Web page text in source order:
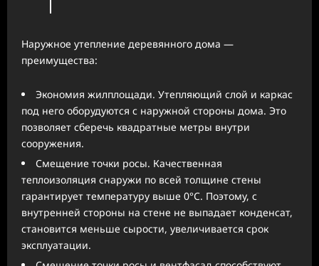
Наружное утепление деревянного дома —
преимущества:
Экономия жилплощади. Утепляющий слой и каркас
под него оборудуются с наружной стороны дома. Это
позволяет сберечь квадратные метры внутри
сооружения.
Смещение точки росы. Качественная
теплоизоляция снаружи по всей толщине стены
гарантирует температуру выше 0°C. Поэтому, с
внутренней стороны на стене не выпадает конденсат,
становится меньше сырости, увеличивается срок
эксплуатации.